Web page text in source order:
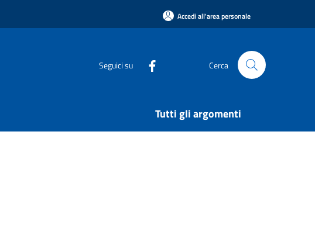
Accedi all'area personale
Seguici su Cerca
Tutti gli argomenti